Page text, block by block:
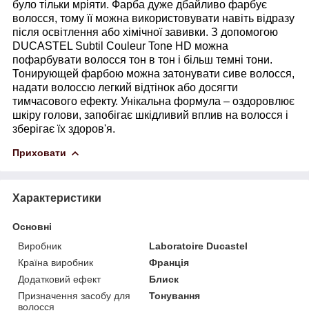
було тільки мріяти. Фарба дуже дбайливо фарбує
волосся, тому її можна використовувати навіть відразу
після освітлення або хімічної завивки. З допомогою
DUCASTEL Subtil Couleur Tone HD можна
пофарбувати волосся тон в тон і більш темні тони.
Тонирующей фарбою можна затонувати сиве волосся,
надати волоссю легкий відтінок або досягти
тимчасового ефекту. Унікальна формула – оздоровлює
шкіру голови, запобігає шкідливий вплив на волосся і
зберігає їх здоров'я.
Приховати
Характеристики
Основні
Виробник
Laboratoire Ducastel
Країна виробник
Франція
Додатковий ефект
Блиск
Призначення засобу для
волосся
Тонування